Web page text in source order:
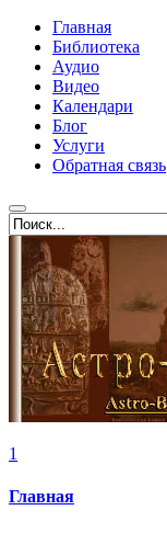
Главная
Библиотека
Аудио
Видео
Календари
Блог
Услуги
Обратная связь
1
Главная